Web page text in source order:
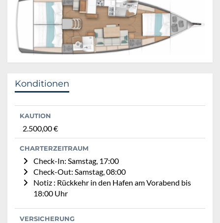
Konditionen
KAUTION
2.500,00 €
CHARTERZEITRAUM
Check-In: Samstag, 17:00
Check-Out: Samstag, 08:00
Notiz : Rückkehr in den Hafen am Vorabend bis
18:00 Uhr
VERSICHERUNG